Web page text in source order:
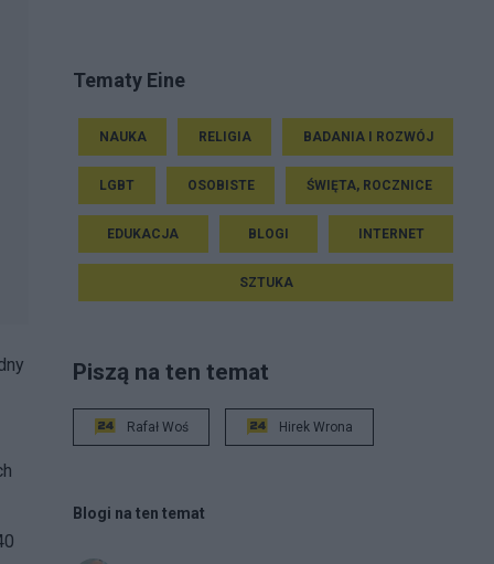
Tematy Eine
NAUKA RELIGIA BADANIA I ROZWÓJ
LGBT OSOBISTE ŚWIĘTA, ROCZNICE
EDUKACJA BLOGI INTERNET
SZTUKA
Piszą na ten temat
Rafał Woś Hirek Wrona
Blogi na ten temat